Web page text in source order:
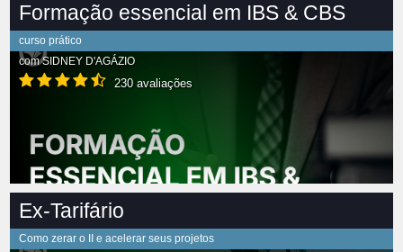
Formação essencial em IBS & CBS
curso prático
comSIDNEY D'AGÁZIO
230 avaliações
Ex-Tarifário
Como zerar o II e acelerar seus projetos